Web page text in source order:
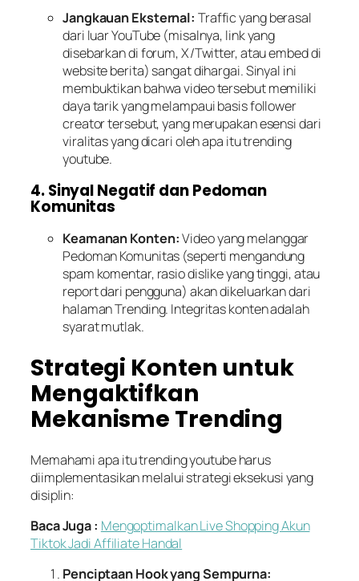
Jangkauan Eksternal: Traffic yang berasal
dari luar YouTube (misalnya, link yang
disebarkan di forum, X/Twitter, atau embed di
website berita) sangat dihargai. Sinyal ini
membuktikan bahwa video tersebut memiliki
daya tarik yang melampaui basis follower
creator tersebut, yang merupakan esensi dari
viralitas yang dicari oleh apa itu trending
youtube.
4. Sinyal Negatif dan Pedoman
Komunitas
Keamanan Konten:Video yang melanggar
Pedoman Komunitas (seperti mengandung
spam komentar, rasio dislike yang tinggi, atau
report dari pengguna) akan dikeluarkan dari
halaman Trending. Integritas konten adalah
syarat mutlak.
Strategi Konten untuk
Mengaktifkan
Mekanisme Trending
Memahami apa itu trending youtube harus
diimplementasikan melalui strategi eksekusi yang
disiplin:
Baca Juga : Mengoptimalkan Live Shopping Akun
Tiktok Jadi Affiliate Handal
Penciptaan Hook yang Sempurna: